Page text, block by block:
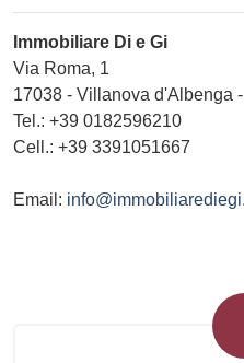
Immobiliare Di e Gi
Via Roma, 1
17038 - Villanova d'Albenga -
Tel.: +39 0182596210
Cell.: +39 3391051667
Email: